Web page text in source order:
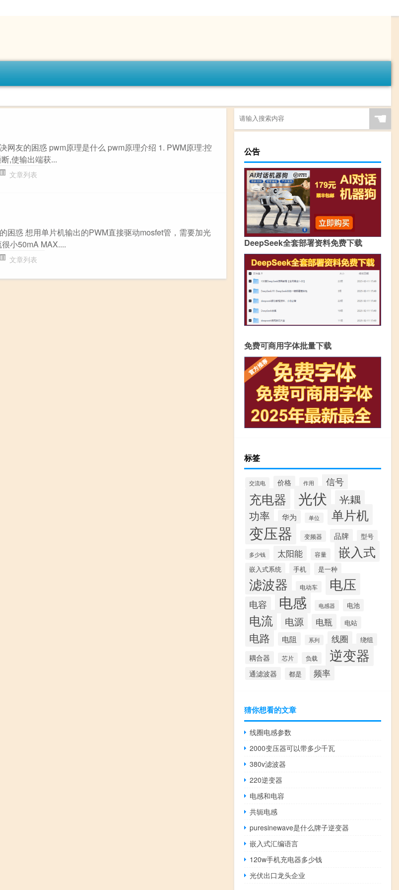
网友的困惑 pwm原理是什么 pwm原理介绍 1. PWM原理:控
,使输出端获...
文章列表
困惑 想用单片机输出的PWM直接驱动mosfet管，需要加光
小50mA MAX....
文章列表
☚
公告
DeepSeek全套部署资料免费下载
免费可商用字体批量下载
标签
交流电 价格 作用 信号
充电器 光伏
光耦
功率
华为 单位 单片机
变压器 变频器 品牌 型号
多少钱 太阳能 容量 嵌入式
嵌入式系统 手机 是一种
滤波器 电动车 电压
电容 电感 电感器 电池
电流 电源 电瓶 电站
电路 电阻 系列 线圈 绕组
耦合器 芯片 负载 逆变器
通滤波器 都是 频率
猜你想看的文章
线圈电感参数
2000变压器可以带多少千瓦
380v滤波器
220逆变器
电感和电容
共轭电感
puresinewave是什么牌子逆变器
嵌入式汇编语言
120w手机充电器多少钱
光伏出口龙头企业